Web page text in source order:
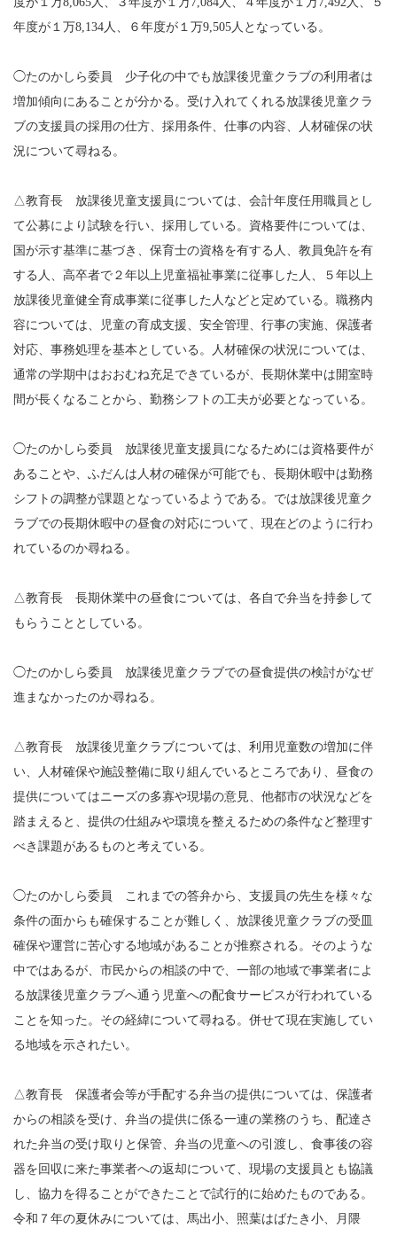
年度が１万8,134人、６年度が１万9,505人となっている。
◯たのかしら委員 少子化の中でも放課後児童クラブの利用者は
増加傾向にあることが分かる。受け入れてくれる放課後児童クラ
ブの支援員の採用の仕方、採用条件、仕事の内容、人材確保の状
況について尋ねる。
△教育長 放課後児童支援員については、会計年度任用職員とし
て公募により試験を行い、採用している。資格要件については、
国が示す基準に基づき、保育士の資格を有する人、教員免許を有
する人、高卒者で２年以上児童福祉事業に従事した人、５年以上
放課後児童健全育成事業に従事した人などと定めている。職務内
容については、児童の育成支援、安全管理、行事の実施、保護者
対応、事務処理を基本としている。人材確保の状況については、
通常の学期中はおおむね充足できているが、長期休業中は開室時
間が長くなることから、勤務シフトの工夫が必要となっている。
◯たのかしら委員 放課後児童支援員になるためには資格要件が
あることや、ふだんは人材の確保が可能でも、長期休暇中は勤務
シフトの調整が課題となっているようである。では放課後児童ク
ラブでの長期休暇中の昼食の対応について、現在どのように行わ
れているのか尋ねる。
△教育長 長期休業中の昼食については、各自で弁当を持参して
もらうこととしている。
◯たのかしら委員 放課後児童クラブでの昼食提供の検討がなぜ
進まなかったのか尋ねる。
△教育長 放課後児童クラブについては、利用児童数の増加に伴
い、人材確保や施設整備に取り組んでいるところであり、昼食の
提供についてはニーズの多寡や現場の意見、他都市の状況などを
踏まえると、提供の仕組みや環境を整えるための条件など整理す
べき課題があるものと考えている。
◯たのかしら委員 これまでの答弁から、支援員の先生を様々な
条件の面からも確保することが難しく、放課後児童クラブの受皿
確保や運営に苦心する地域があることが推察される。そのような
中ではあるが、市民からの相談の中で、一部の地域で事業者によ
る放課後児童クラブへ通う児童への配食サービスが行われている
ことを知った。その経緯について尋ねる。併せて現在実施してい
る地域を示されたい。
△教育長 保護者会等が手配する弁当の提供については、保護者
からの相談を受け、弁当の提供に係る一連の業務のうち、配達さ
れた弁当の受け取りと保管、弁当の児童への引渡し、食事後の容
器を回収に来た事業者への返却について、現場の支援員とも協議
し、協力を得ることができたことで試行的に始めたものである。
令和７年の夏休みについては、馬出小、照葉はばたき小、月隈